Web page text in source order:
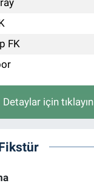
FK
Detaylar için tıklayın